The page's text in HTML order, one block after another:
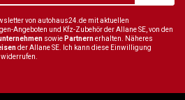
von autohaus24.de mit aktuellen
Angeboten und Kfz-Zubehör der Allane SE, von den
sowie Partnernerhalten. Näheres
der Allane SE. Ich kann diese Einwilligung